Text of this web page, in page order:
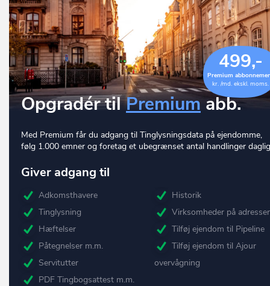
499,-
Premium
kr. /md. ekskl. moms.
Opgradér tilPremium abb.
Med Premium får du adgang til Tinglysningsdata på ejendomme,
følg 1.000 emner og foretag et ubegrænset antal handlinger
Giver adgang til
Adkomsthavere
Tinglysning
Hæftelser
Påtegnelser m.m.
Servitutter
PDF Tingbogsattest m.m.
Historik
Virksomheder på
Tilføj ejendom til Pipeline
Tilføj ejendom til Ajour
overvågning